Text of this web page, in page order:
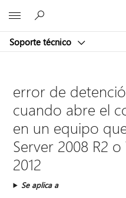
Soporte técnico
error de
cuando abre el
en un equipo
Server 2008 R2
2012
Se aplica a